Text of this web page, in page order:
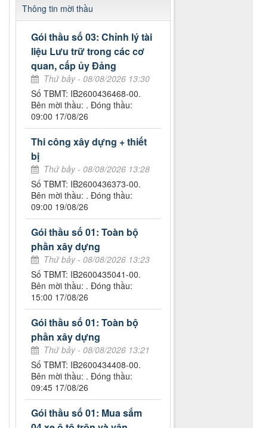
Thông tin mời thầu
Gói thầu số 03: Chỉnh lý tài
liệu Lưu trữ trong các cơ
quan, cấp ủy Đảng
Thứ bảy - 08/08/2026 13:30
Số TBMT: IB2600436468-00.
Bên mời thầu: . Đóng thầu:
09:00 17/08/26
Thi công xây dựng + thiết
bị
Thứ bảy - 08/08/2026 13:28
Số TBMT: IB2600436373-00.
Bên mời thầu: . Đóng thầu:
09:00 19/08/26
Gói thầu số 01: Toàn bộ
phần xây dựng
Thứ bảy - 08/08/2026 13:23
Số TBMT: IB2600435041-00.
Bên mời thầu: . Đóng thầu:
15:00 17/08/26
Gói thầu số 01: Toàn bộ
phần xây dựng
Thứ bảy - 08/08/2026 13:21
Số TBMT: IB2600434408-00.
Bên mời thầu: . Đóng thầu:
09:45 17/08/26
Gói thầu số 01: Mua sắm